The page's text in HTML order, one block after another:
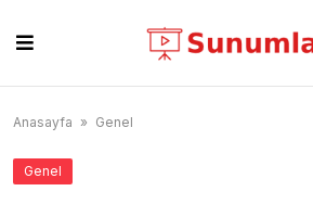
content
Anasayfa » Genel
Genel